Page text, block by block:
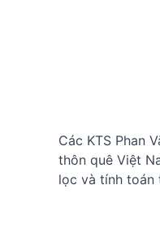
Các KTS Phan
thôn quê Việt
lọc và tính toán